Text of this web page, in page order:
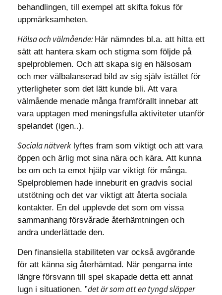
behandlingen, till exempel att skifta fokus för
uppmärksamheten.
Hälsa och välmående: Här nämndes bl.a. att hitta ett
sätt att hantera skam och stigma som följde på
spelproblemen. Och att skapa sig en hälsosam
och mer välbalanserad bild av sig själv istället för
ytterligheter som det lätt kunde bli. Att vara
välmående menade många framförallt innebar att
vara upptagen med meningsfulla aktiviteter utanför
spelandet (igen..).
Sociala nätverk lyftes fram som viktigt och att vara
öppen och ärlig mot sina nära och kära. Att kunna
be om och ta emot hjälp var viktigt för många.
Spelproblemen hade inneburit en gradvis social
utstötning och det var viktigt att återta sociala
kontakter. En del upplevde det som om vissa
sammanhang försvårade återhämtningen och
andra underlättade den.
Den finansiella stabiliteten var också avgörande
för att känna sig återhämtad. När pengarna inte
längre försvann till spel skapade detta ett annat
lugn i situationen. ”det är som att en tyngd släpper